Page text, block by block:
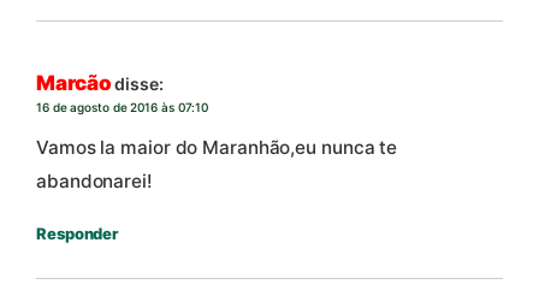
Marcãodisse:
16 de agosto de 2016 às 07:10
Vamos la maior do Maranhão,eu nunca te
abandonarei!
Responder